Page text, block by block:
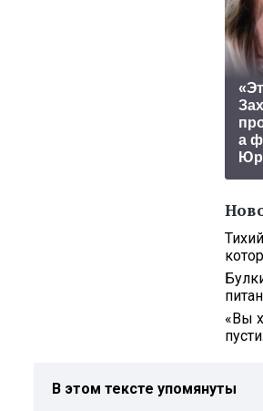
а
«Вы
В этом тексте упомянуты